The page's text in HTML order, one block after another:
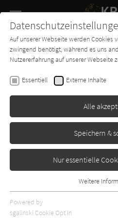
SUCHE
Buch-
Entdecker
Pierre Emme
Pastetenlust
Erschienen: Januar 2005
Auf unserer Webseite werden Cookies
zwingend benötigt, während es uns
Nutzererfahrung auf unserer Webseite
Essentiell Externe Inhalte
Alle
Speichern &
Nur essentielle
Essentielle Cookies werden für
Webseite benötigt. Dadurch ist
Weitere
Powered by
sgalinski Cookie Opt In